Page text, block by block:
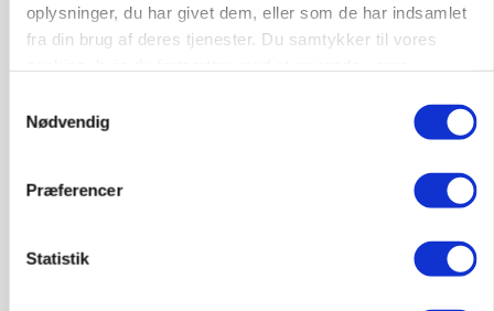
oplysninger, du har givet dem, eller som de har indsamlet
fra din brug af deres tjenester. Du samtykker til vores
Nødvendig
Præferencer
Statistik
4690, Haslev
Maskinstation